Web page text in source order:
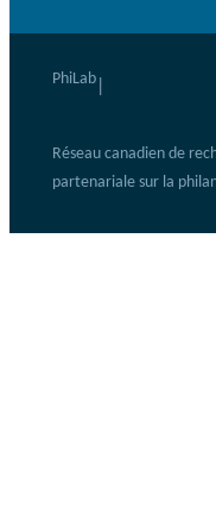
PhiLab
Réseau canadien de
partenariale sur la